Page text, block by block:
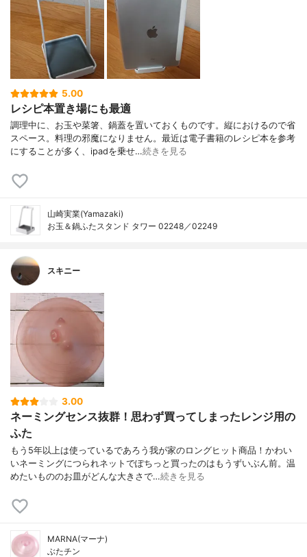
5.00
レシピ本置き場にも最適
調理中に、お玉や菜箸、鍋蓋を置いておくものです。縦におけるので省
スペース。料理の邪魔になりません。最近は電子書籍のレシピ本を参考
にすることが多く、ipadを乗せ…続きを見る
山崎実業(Yamazaki)
お玉＆鍋ふたスタンド タワー 02248／02249
スキニー
3.00
ネーミングセンス抜群！思わず買ってしまったレンジ用の
ふた
もう5年以上は使っているであろう我が家のロングヒット商品！かわい
いネーミングにつられネットでぽちっと買ったのはもうずいぶん前。温
めたいもののお皿がどんな大きさで…続きを見る
MARNA(マーナ)
ぶたチン